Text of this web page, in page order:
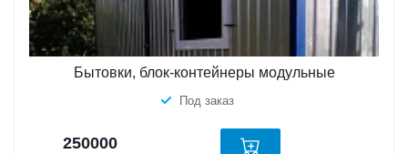
Бытовки, блок-контейнеры модульные
Под заказ
250000